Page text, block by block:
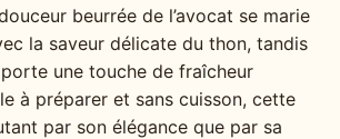
beurrée de l’avocat se marie
la saveur délicate du thon, tandis
une touche de fraîcheur
à préparer et sans cuisson, cette
par son élégance que par sa